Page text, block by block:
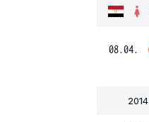
08.04.
2014